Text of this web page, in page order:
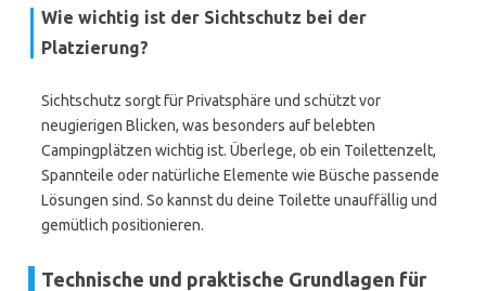
Wie wichtig ist der Sichtschutz bei der
Platzierung?
Sichtschutz sorgt für Privatsphäre und schützt vor
neugierigen Blicken, was besonders auf belebten
Campingplätzen wichtig ist. Überlege, ob ein Toilettenzelt,
Spannteile oder natürliche Elemente wie Büsche passende
Lösungen sind. So kannst du deine Toilette unauffällig und
gemütlich positionieren.
Technische und praktische Grundlagen für